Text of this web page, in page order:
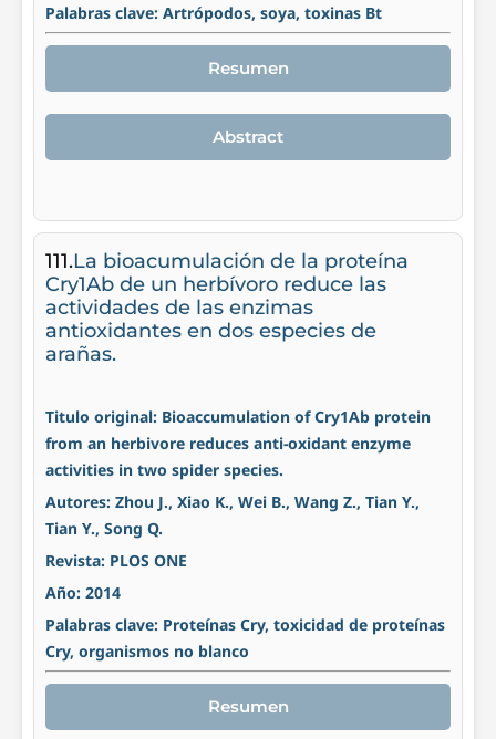
Palabras clave: Artrópodos, soya, toxinas Bt
Resumen
Abstract
111.La bioacumulación de la proteína
Cry1Ab de un herbívoro reduce las
actividades de las enzimas
antioxidantes en dos especies de
arañas.
Titulo original: Bioaccumulation of Cry1Ab protein
from an herbivore reduces anti-oxidant enzyme
activities in two spider species.
Autores: Zhou J., Xiao K., Wei B., Wang Z., Tian Y.,
Tian Y., Song Q.
Revista: PLOS ONE
Año: 2014
Palabras clave: Proteínas Cry, toxicidad de proteínas
Cry, organismos no blanco
Resumen